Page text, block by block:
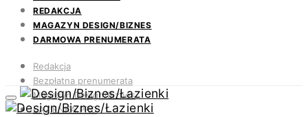
REDAKCJA
MAGAZYN DESIGN/BIZNES
DARMOWA PRENUMERATA
Redakcja
Bezpłatna prenumerata
Magazyn Design/Biznes
ŁAZIENKA.PRO